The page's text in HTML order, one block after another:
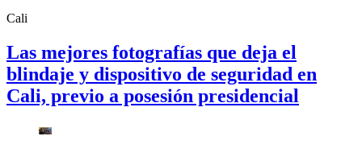
Cali
Las mejores fotografías que deja el
blindaje y dispositivo de seguridad en
Cali, previo a posesión presidencial